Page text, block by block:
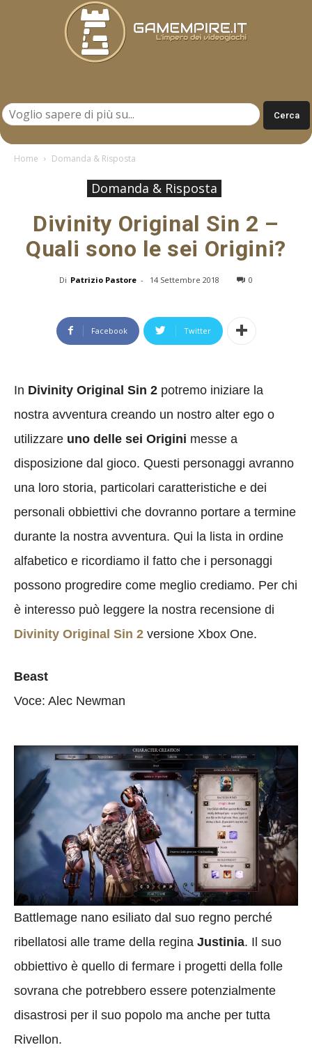
Home Domanda & Risposta
Domanda & Risposta
Divinity Original Sin 2 –
Quali sono le sei Origini?
Di Patrizio Pastore - 14 Settembre 2018 0
Facebook Twitter
In Divinity Original Sin 2 potremo iniziare la
nostra avventura creando un nostro alter ego o
utilizzare uno delle sei Origini messe a
disposizione dal gioco. Questi personaggi avranno
una loro storia, particolari caratteristiche e dei
personali obbiettivi che dovranno portare a termine
durante la nostra avventura. Qui la lista in ordine
alfabetico e ricordiamo il fatto che i personaggi
possono progredire come meglio crediamo. Per chi
è interesso può leggere la nostra recensione di
Divinity Original Sin 2 versione Xbox One.
Beast
Voce: Alec Newman
Battlemage nano esiliato dal suo regno perché
ribellatosi alle trame della regina Justinia. Il suo
obbiettivo è quello di fermare i progetti della folle
sovrana che potrebbero essere potenzialmente
disastrosi per il suo popolo ma anche per tutta
Rivellon.